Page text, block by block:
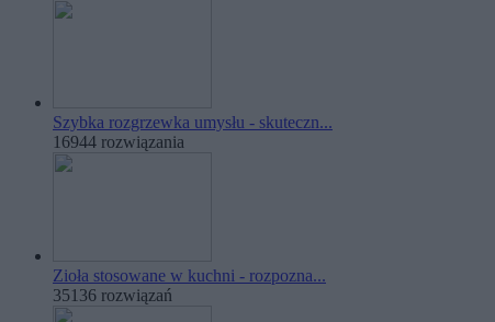
Szybka rozgrzewka umysłu - skuteczn...
16944 rozwiązania
Zioła stosowane w kuchni - rozpozna...
35136 rozwiązań